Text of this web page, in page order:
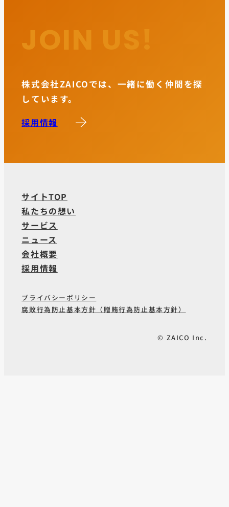
JOIN US!
株式会社ZAICOでは、一緒に働く仲間を探
しています。
採用情報
サイトTOP
私たちの想い
サービス
ニュース
会社概要
採用情報
プライバシーポリシー
腐敗行為防止基本方針（贈賄行為防止基本方針）
© ZAICO Inc.